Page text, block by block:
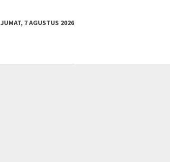
JUMAT, 7 AGUSTUS 2026